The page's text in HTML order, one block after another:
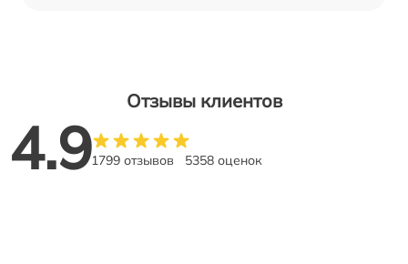
Отзывы клиентов
4.91799 отзывов 5358 оценок